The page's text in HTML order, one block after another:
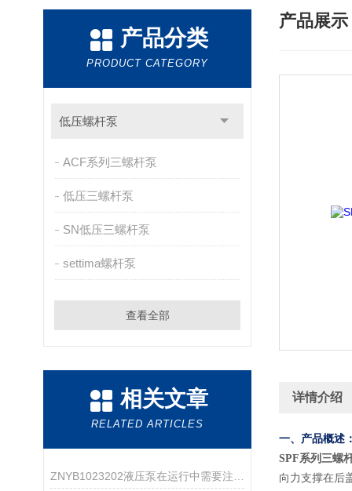
产品分类
PRODUCT CATEGORY
低压螺杆泵
ACF系列三螺杆泵
低压三螺杆泵
SN低压三螺杆泵
settima螺杆泵
查看全部
相关文章
RELATED ARTICLES
产品展示
详情介绍
一、产品概述
SPF系列三螺
向力支撑在后